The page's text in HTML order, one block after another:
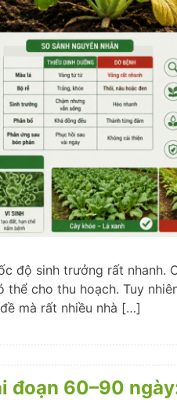
độ sinh trưởng rất nhanh.
cho thu hoạch. Tuy
mà rất nhiều nhà […]
đoạn 60–90